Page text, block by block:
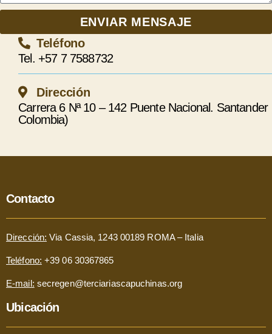
ENVIAR MENSAJE
Teléfono
Tel. +57 7 7588732
Dirección
Carrera 6 Nª 10 – 142 Puente Nacional. Santander
Colombia)
Contacto
Dirección: Via Cassia, 1243 00189 ROMA – Italia
Teléfono: +39 06 30367865
E-mail: secregen@terciariascapuchinas.org
Ubicación